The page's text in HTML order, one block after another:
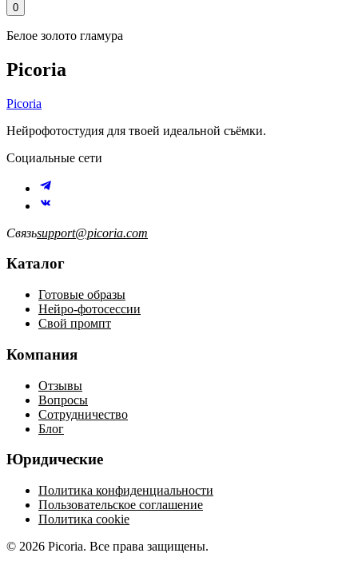
0
Белое золото гламура
Picoria
Picoria
Нейрофотостудия для твоей идеальной съёмки.
Социальные сети
Связьsupport@picoria.com
Каталог
Готовые образы
Нейро-фотосессии
Свой промпт
Компания
Отзывы
Вопросы
Сотрудничество
Блог
Юридические
Политика конфиденциальности
Пользовательское соглашение
Политика cookie
© 2026 Picoria. Все права защищены.